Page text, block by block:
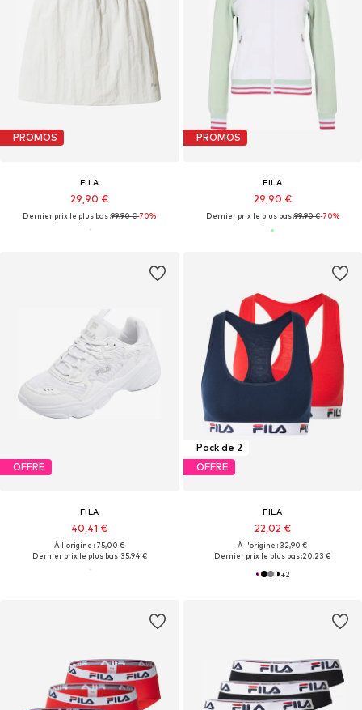
PROMOS
FILA
29,90 €
Dernier prix le plus bas :99,90 €-70%
PROMOS
FILA
29,90 €
Dernier prix le plus bas :99,90 €-70%
OFFRE
FILA
40,41 €
À l'origine : 75,00 €
Dernier prix le plus bas :35,94 €
Pack de 2
OFFRE
FILA
22,02 €
À l'origine : 32,90 €
Dernier prix le plus bas :20,23 €
+2